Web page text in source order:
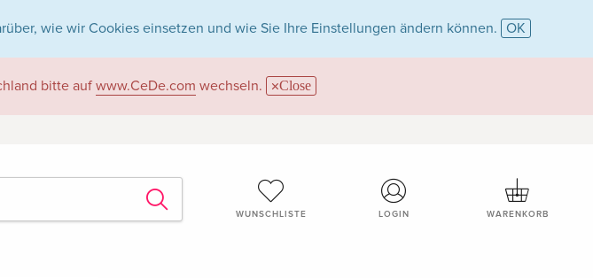
wie wir Cookies einsetzen und wie Sie Ihre Einstellungen ändern können. OK
bitte auf www.CeDe.com wechseln. Close
WUNSCHLISTE LOGIN WARENKORB